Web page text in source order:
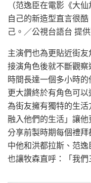
（范逸臣在電影《大
自己的新造型直言很
己。／公視台語台 提供
主演們也為更貼近街
接演角色後就不斷觀
時間長達一個多小時
更大讚終於有角色可
為街友擁有獨特的生
融入他們的生活」讓
分享前製時期每個禮
中他和洪都拉斯、范
也讓牧森直呼：「我們